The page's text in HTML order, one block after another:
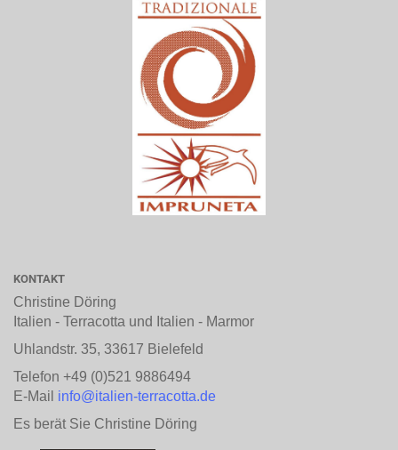
KONTAKT
Christine Döring
Italien - Terracotta und Italien - Marmor
Uhlandstr. 35, 33617 Bielefeld
Telefon +49 (0)521 9886494
E-Mail info@italien-terracotta.de
Es berät Sie Christine Döring